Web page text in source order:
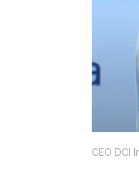
CEO DCI